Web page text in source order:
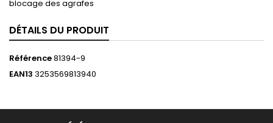
blocage des agrafes
DÉTAILS DU PRODUIT
Référence81394-9
EAN13 3253569813940